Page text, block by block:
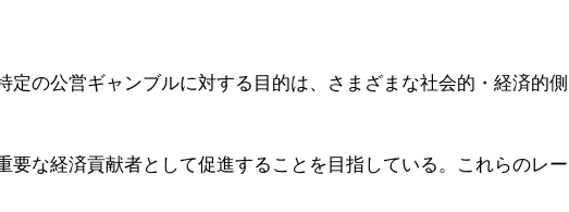
の公営ギャンブルに対する目的は、さまざまな社会的・経済的側
な経済貢献者として促進することを目指している。これらのレー